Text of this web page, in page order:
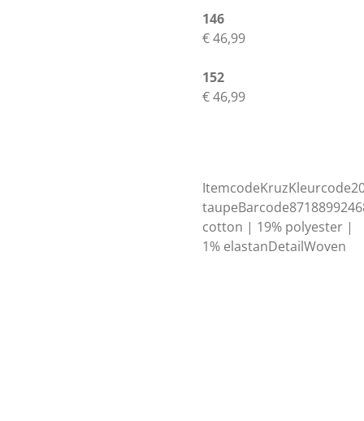
146
€ 46,99
152
€ 46,99
cotton | 19% polyester |
1% elastanDetailWoven